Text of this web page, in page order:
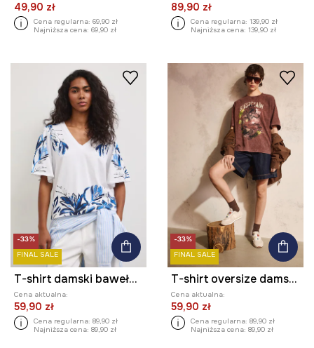
49,90 zł
Cena regularna: 69,90 zł
Najniższa cena: 69,90 zł
89,90 zł
Cena regularna: 139,90 zł
Najniższa cena: 139,90 zł
-33%
FINAL SALE
T-shirt damski bawełniany z motywem roślinnym
Cena aktualna:
59,90 zł
Cena regularna: 89,90 zł
Najniższa cena: 89,90 zł
-33%
FINAL SALE
T-shirt oversize damski bawełniany z kolekcji Bieszczadzki Park Narodowy x Medicine
Cena aktualna:
59,90 zł
Cena regularna: 89,90 zł
Najniższa cena: 89,90 zł